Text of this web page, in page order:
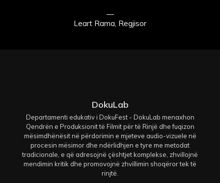
—
Leart Rama, Regjisor
DokuLab
Departamenti edukativ i DokuFest - DokuLab menaxhon
Qendrën e Produksionit të Filmit për të Rinjë dhe fuqizon
mësimdhënësit në përdorimin e mjeteve audio-vizuele në
procesin mësimor dhe ndërlidhjen e tyre me metodat
tradicionale, e që adresojnë çështjet komplekse, zhvillojnë
mendimin kritik dhe promovojnë zhvillimin shoqëror tek të
rinjtë.